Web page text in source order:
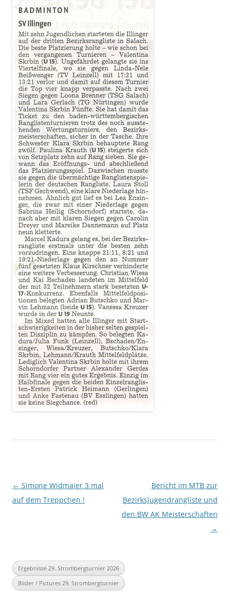
Beitragsnavigation
← Simone Widmaier 3 mal
auf dem Treppchen !
Bericht im MTB zur
Bezirksjugendrangliste und
den BW AK Meisterschaften
→
Ergebnisse 29. Strombergturnier 2026
Bilder / Pictures 29. Strombergturnier